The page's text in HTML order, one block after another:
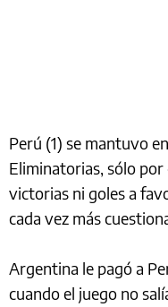
Perú (1) se mantuvo
Eliminatorias, sólo por
victorias ni goles a
cada vez más
Argentina le pagó a
cuando el juego no